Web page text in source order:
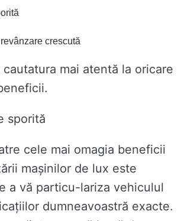
crescută
cautatura mai atentă la oricare
sporită
cele mai omagia beneficii
mașinilor de lux este
a vă particu-lariza vehiculul
dumneavoastră exacte.